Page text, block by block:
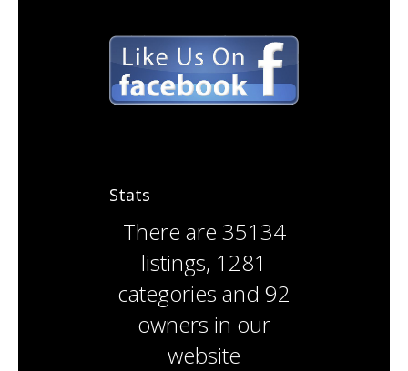
Stats
There are 35134
listings, 1281
categories and 92
owners in our
website